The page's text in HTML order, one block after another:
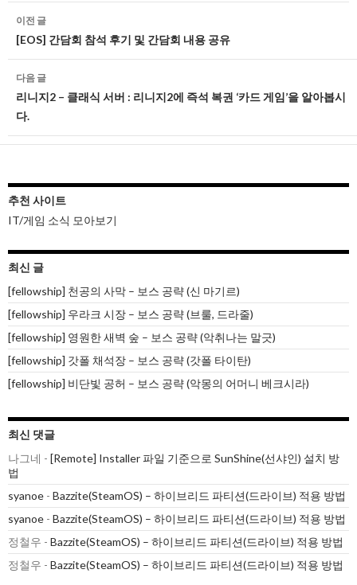
글
네
비
게
이
션
이전 글
[EOS] 간담회 참석 후기 및 간담회 내용 공유
다음 글
리니지2 – 클래식 서버 : 리니지2에 즉석 복권 ‘카드 게임’을 알아봅시
다.
추천 사이트
IT/게임 소식 모아보기
최신 글
[fellowship] 천공의 사막 – 보스 공략 (신 마기르)
[fellowship] 우라크 시장 – 보스 공략 (브룰, 드라줄)
[fellowship] 영원한 새벽 숲 – 보스 공략 (악취나는 말긋)
[fellowship] 갓폴 채석장 – 보스 공략 (갓폴 타이탄)
[fellowship] 비단빛 공허 – 보스 공략 (악몽의 어머니 베크시라)
최신 댓글
나그네 - [Remote] Installer 파일 기준으로 SunShine(선샤인) 설치 방
법
syanoe - Bazzite(SteamOS) – 하이브리드 파티션(드라이브) 적용 방법
syanoe - Bazzite(SteamOS) – 하이브리드 파티션(드라이브) 적용 방법
정철우 - Bazzite(SteamOS) – 하이브리드 파티션(드라이브) 적용 방법
정철우 - Bazzite(SteamOS) – 하이브리드 파티션(드라이브) 적용 방법